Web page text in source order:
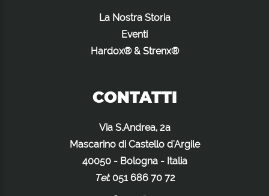
La Nostra Storia
Eventi
Hardox® & Strenx®
CONTATTI
Via S.Andrea, 2a
Mascarino di Castello d'Argile
40050 - Bologna - Italia
Tel: 051 686 70 72